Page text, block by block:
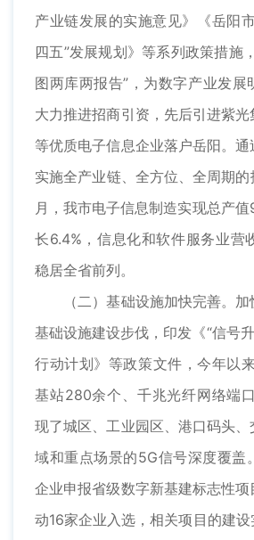
产业链发展的实施意见》《岳阳
四五”发展规划》等系列政策措施
图两库两报告”，为数字产业发展
大力推进招商引资，先后引进紫
等优质电子信息企业落户岳阳。
实施全产业链、全方位、全周期
月，我市电子信息制造实现总产
长6.4%，信息化和软件服务业营
稳居全省前列。
（二）基础设施加快完善。加
基础设施建设步伐，印发《“信号
行动计划》等政策文件，今年以
基站280余个、千兆光纤网络端
现了城区、工业园区、港口码头
域和重点场景的5G信号深度覆盖
企业申报省级数字新基建标志性
动16家企业入选，相关项目的建